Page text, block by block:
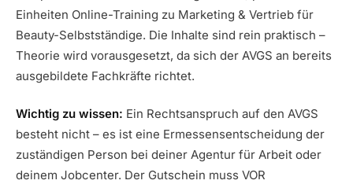
Einheiten Online-Training zu Marketing & Vertrieb für
Beauty-Selbstständige. Die Inhalte sind rein praktisch –
Theorie wird vorausgesetzt, da sich der AVGS an bereits
ausgebildete Fachkräfte richtet.
Wichtig zu wissen: Ein Rechtsanspruch auf den AVGS
besteht nicht – es ist eine Ermessensentscheidung der
zuständigen Person bei deiner Agentur für Arbeit oder
deinem Jobcenter. Der Gutschein muss VOR